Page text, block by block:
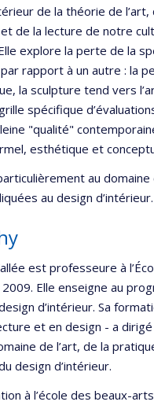
de la théorie de
de la lecture de notre
explore la perte de la
rapport à un autre : la
la sculpture tend vers
spécifique
"qualité"
esthétique et
au
au design d’intérieur.
est professeure à
Elle enseigne au
d’intérieur. Sa
et en design - a
de l’art, de la
design d’intérieur.
à l’école des beaux-